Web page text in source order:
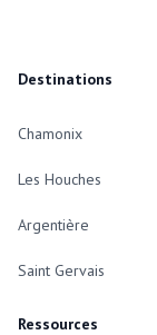
Destinations
Chamonix
Les Houches
Argentière
Saint Gervais
Ressources